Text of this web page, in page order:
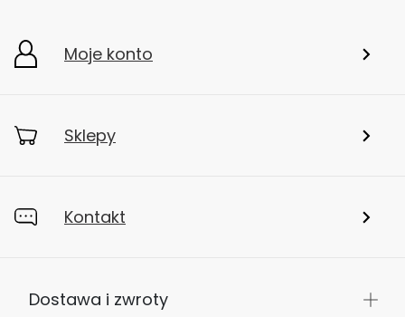
Moje konto
Sklepy
Kontakt
Dostawa i zwroty